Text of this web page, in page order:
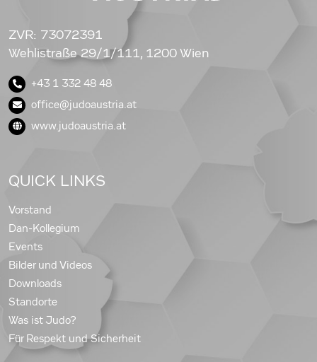
ZVR: 73072391
Wehlistraße 29/1/111, 1200 Wien
+43 1 332 48 48
office@judoaustria.at
www.judoaustria.at
QUICK LINKS
Vorstand
Dan-Kollegium
Events
Bilder und Videos
Downloads
Standorte
Was ist Judo?
Für Respekt und Sicherheit